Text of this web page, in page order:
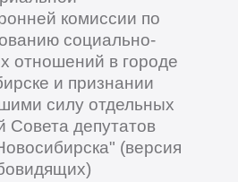
комиссии по
социально-
отношений в городе
и признании
силу отдельных
Совета депутатов
(версия